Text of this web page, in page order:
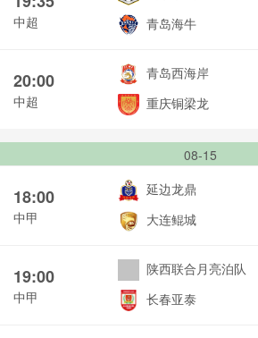
中超
青岛海牛
20:00
中超
青岛西海岸
重庆铜梁龙
08-15
18:00
中甲
延边龙鼎
大连鲲城
19:00
中甲
陕西联合月亮泊队
长春亚泰